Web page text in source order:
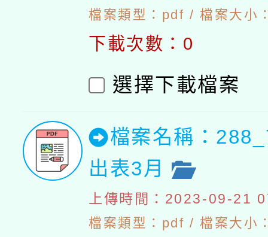
檔案類型：pdf / 檔案大小
下載次數：0
選擇下載檔案
檔案名稱：
出表3月
上傳時間：2023-09-21
檔案類型：pdf / 檔案大小